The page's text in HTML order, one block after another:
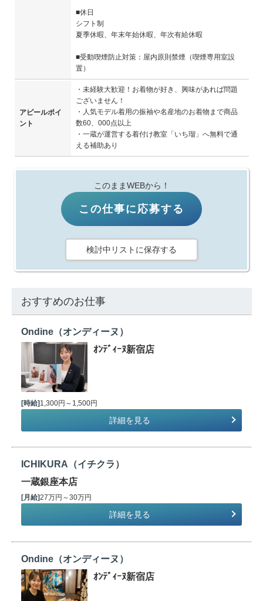
■休日
シフト制
夏季休暇、年末年始休暇、年次有給休暇
■受動喫煙防止対策：屋内原則禁煙（喫煙専用室設
置）
アピールポイ
ント
・未経験大歓迎！お着物が好き、興味があれば問題
ございません！
・人気モデル着用の振袖や名産地のお着物まで商品
数60、000点以上
・一蔵が運営する着付け教室「いち瑠」へ無料で通
える補助あり
このままWEBから！
この仕事に応募する
検討中リストに保存する
おすすめのお仕事
Ondine（オンディーヌ）
ｵﾝﾃﾞｨｰﾇ新宿店
[時給]1,300円～1,500円
詳細を見る
ICHIKURA（イチクラ）
一蔵銀座本店
[月給]27万円～30万円
詳細を見る
Ondine（オンディーヌ）
ｵﾝﾃﾞｨｰﾇ新宿店